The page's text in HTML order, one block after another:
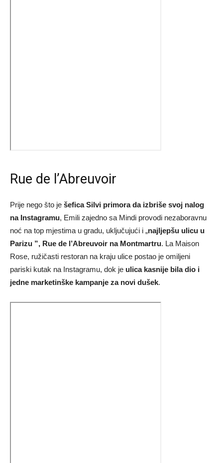
Rue de l’Abreuvoir
Prije nego što je šefica Silvi primora da izbriše svoj nalog
na Instagramu, Emili zajedno sa Mindi provodi nezaboravnu
noć na top mjestima u gradu, uključujući i „najljepšu ulicu u
Parizu ”, Rue de l’Abreuvoir na Montmartru. La Maison
Rose, ružičasti restoran na kraju ulice postao je omiljeni
pariski kutak na Instagramu, dok je ulica kasnije bila dio i
jedne marketinške kampanje za novi dušek.